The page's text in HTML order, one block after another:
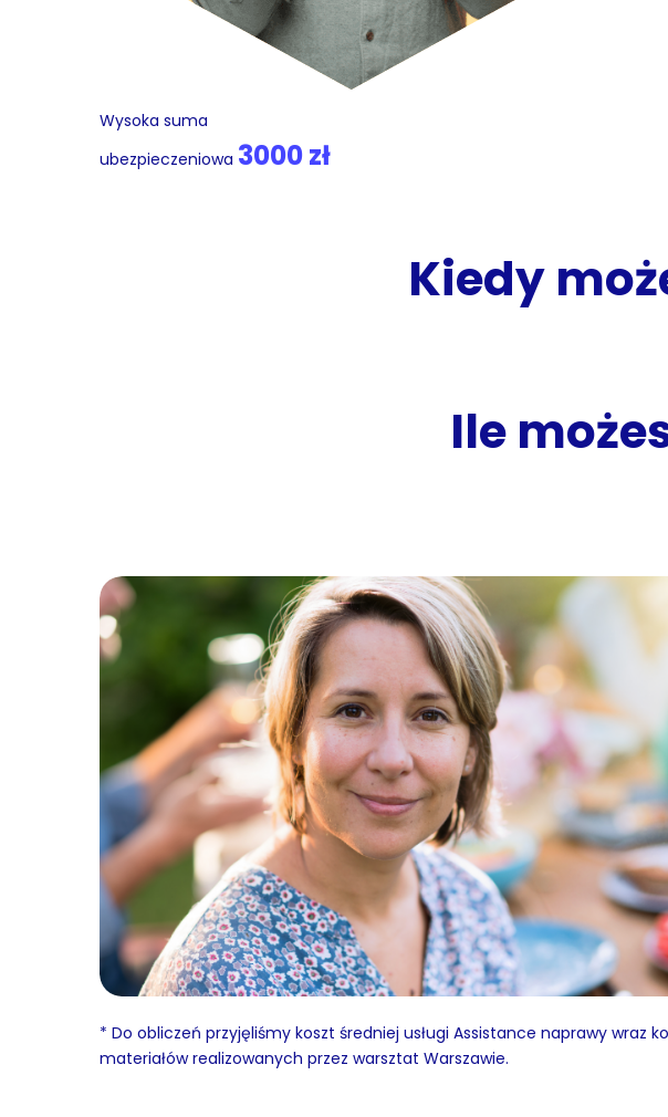
Wysoka suma
ubezpieczeniowa 3000 zł
Kiedy
Ile
* Do obliczeń przyjęliśmy koszt średniej usługi Assistance naprawy wraz
materiałów realizowanych przez warsztat Warszawie.